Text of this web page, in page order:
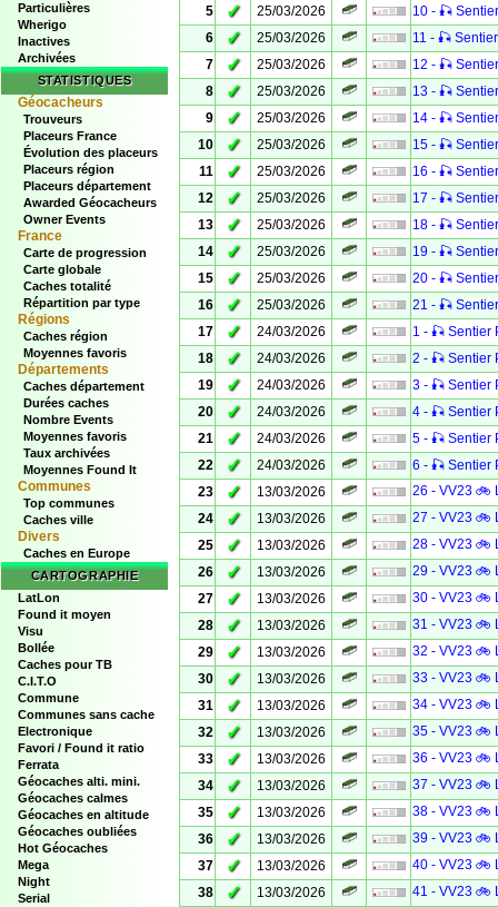
Particulières
Wherigo
Inactives
Archivées
STATISTIQUES
Géocacheurs
Trouveurs
Placeurs France
Évolution des placeurs
Placeurs région
Placeurs département
Awarded Géocacheurs
Owner Events
France
Carte de progression
Carte globale
Caches totalité
Répartition par type
Régions
Caches région
Moyennes favoris
Départements
Caches département
Durées caches
Nombre Events
Moyennes favoris
Taux archivées
Moyennes Found It
Communes
Top communes
Caches ville
Divers
Caches en Europe
CARTOGRAPHIE
LatLon
Found it moyen
Visu
Bollée
Caches pour TB
C.I.T.O
Commune
Communes sans cache
Electronique
Favori / Found it ratio
Ferrata
Géocaches alti. mini.
Géocaches calmes
Géocaches en altitude
Géocaches oubliées
Hot Géocaches
Mega
Night
Serial
5
✓ 25/03/2026
10 - 🎣
6
✓ 25/03/2026
11 - 🎣
7
✓ 25/03/2026
12 - 🎣
8
✓ 25/03/2026
13 - 🎣
9
✓ 25/03/2026
14 - 🎣
10
✓ 25/03/2026
15 - 🎣
11
✓ 25/03/2026
16 - 🎣
12
✓ 25/03/2026
17 - 🎣
13
✓ 25/03/2026
18 - 🎣
14
✓ 25/03/2026
19 - 🎣
15
✓ 25/03/2026
20 - 🎣
16
✓ 25/03/2026
21 - 🎣
17
✓ 24/03/2026
1 - 🎣 Sentier
18
✓ 24/03/2026
2 - 🎣 Sentier
19
✓ 24/03/2026
3 - 🎣 Sentier
20
✓ 24/03/2026
4 - 🎣 Sentier
21
✓ 24/03/2026
5 - 🎣 Sentier
22
✓ 24/03/2026
6 - 🎣 Sentier
23
✓ 13/03/2026
26 - VV23 🚲
24
✓ 13/03/2026
27 - VV23 🚲
25
✓ 13/03/2026
28 - VV23 🚲
26
✓ 13/03/2026
29 - VV23 🚲
27
✓ 13/03/2026
30 - VV23 🚲
28
✓ 13/03/2026
31 - VV23 🚲
29
✓ 13/03/2026
32 - VV23 🚲
30
✓ 13/03/2026
33 - VV23 🚲
31
✓ 13/03/2026
34 - VV23 🚲
32
✓ 13/03/2026
35 - VV23 🚲
33
✓ 13/03/2026
36 - VV23 🚲
34
✓ 13/03/2026
37 - VV23 🚲
35
✓ 13/03/2026
38 - VV23 🚲
36
✓ 13/03/2026
39 - VV23 🚲
37
✓ 13/03/2026
40 - VV23 🚲
38
✓ 13/03/2026
41 - VV23 🚲